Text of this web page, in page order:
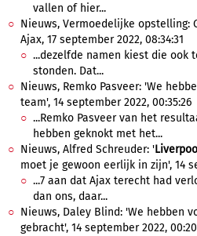
vallen of hier...
Nieuws, Vermoedelijke opstelling:
Ajax, 17 september 2022, 08:34:31
...dezelfde namen kiest die ook
stonden. Dat...
Nieuws, Remko Pasveer: 'We
team', 14 september 2022, 00:35:26
...Remko Pasveer van het
hebben geknokt met het...
Nieuws, Alfred Schreuder: '
moet je gewoon eerlijk in zijn', 14
...7 aan dat Ajax terecht had
dan ons, daar...
Nieuws, Daley Blind: 'We hebben
gebracht', 14 september 2022,